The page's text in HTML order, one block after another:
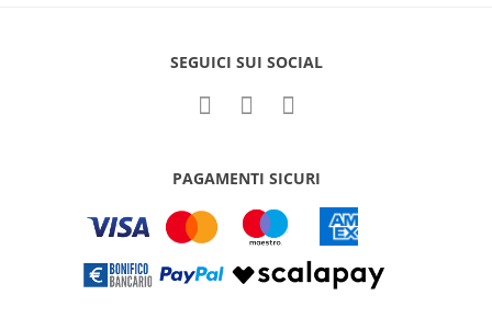
SEGUICI SUI SOCIAL
PAGAMENTI SICURI